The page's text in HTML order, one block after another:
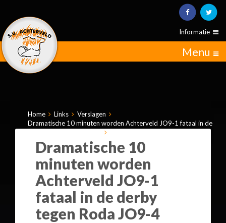
Informatie
Menu
Home Links
Verslagen
Dramatische 10 minuten worden Achterveld JO9-1 fataal in de
Dramatische 10
minuten worden
Achterveld JO9-1
fataal in de derby
tegen Roda JO9-4